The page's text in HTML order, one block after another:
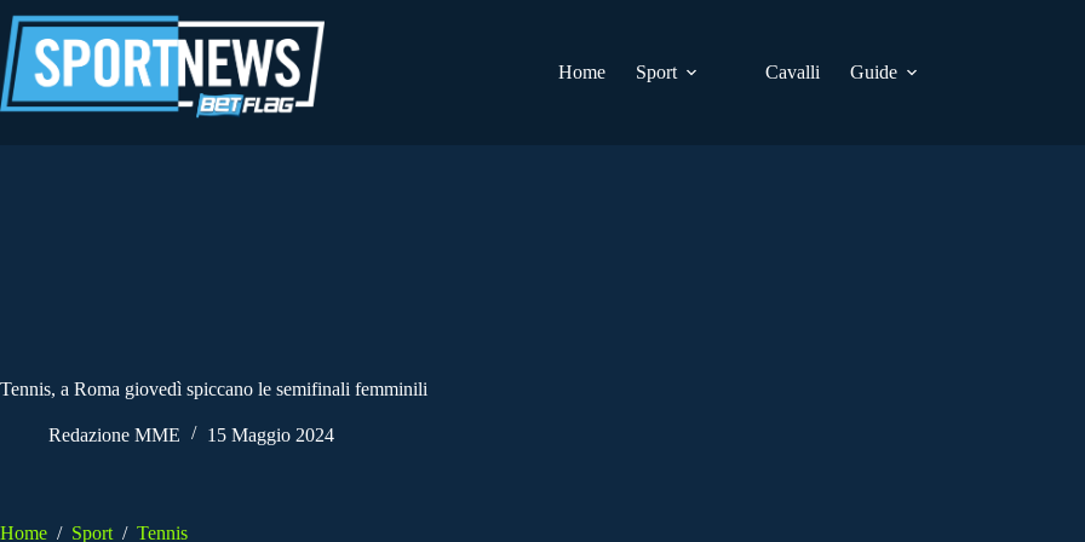
al
contenuto
Home
Sport Cavalli Guide
Tennis, a Roma giovedì spiccano le semifinali femminili
Redazione MME 15 Maggio 2024
Home / Sport / Tennis